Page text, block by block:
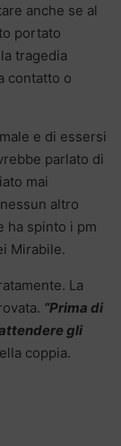
anche se al
portato
tragedia
contatto o
e di essersi
parlato di
mai
altro
ha spinto i pm
Mirabile.
La
“Prima di
gli
coppia.